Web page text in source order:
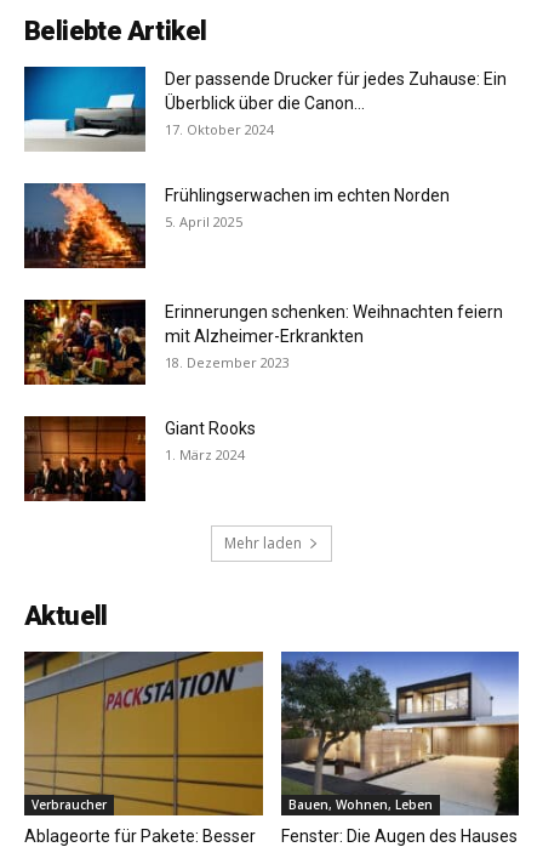
Beliebte Artikel
Der passende Drucker für jedes Zuhause: Ein
Überblick über die Canon...
17. Oktober 2024
Frühlingserwachen im echten Norden
5. April 2025
Erinnerungen schenken: Weihnachten feiern
mit Alzheimer-Erkrankten
18. Dezember 2023
Giant Rooks
1. März 2024
Mehr laden
Aktuell
Verbraucher
Ablageorte für Pakete: Besser
Bauen, Wohnen, Leben
Fenster: Die Augen des Hauses